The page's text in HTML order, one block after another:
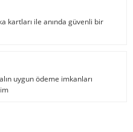
kartları ile anında güvenli bir
uygun ödeme imkanları